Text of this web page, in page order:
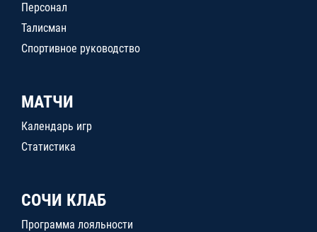
Персонал
Талисман
Спортивное руководство
МАТЧИ
Календарь игр
Статистика
СОЧИ КЛАБ
Программа лояльности